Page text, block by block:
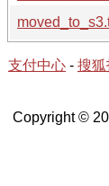
支付中心 - 搜
Copyright ©